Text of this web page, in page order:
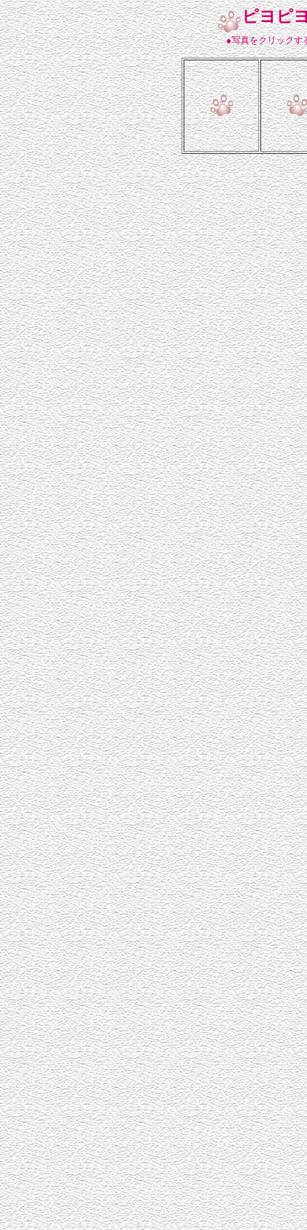
ピヨピ
●写真をクリックす